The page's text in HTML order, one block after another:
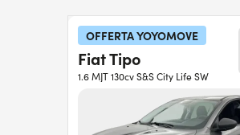
OFFERTA YOYOMOVE
Fiat Tipo
1.6 MJT 130cv S&S City Life SW